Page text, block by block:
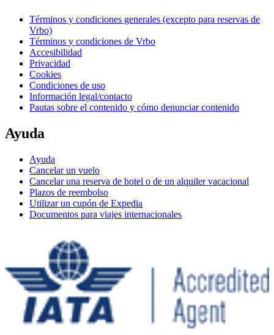
Términos y condiciones generales (excepto para reservas de
Vrbo)
Términos y condiciones de Vrbo
Accesibilidad
Privacidad
Cookies
Condiciones de uso
Información legal/contacto
Pautas sobre el contenido y cómo denunciar contenido
Ayuda
Ayuda
Cancelar un vuelo
Cancelar una reserva de hotel o de un alquiler vacacional
Plazos de reembolso
Utilizar un cupón de Expedia
Documentos para viajes internacionales